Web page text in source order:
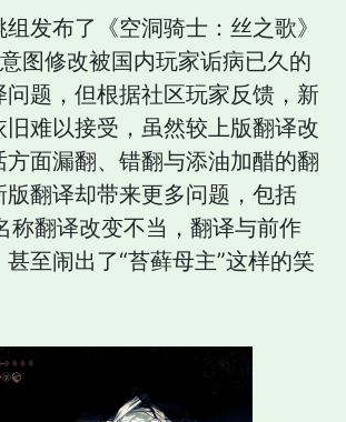
发布了《空洞骑士：丝之歌》
图修改被国内玩家诟病已久的
问题，但根据社区玩家反馈，新
旧难以接受，虽然较上版翻译改
方面漏翻、错翻与添油加醋的翻
版翻译却带来更多问题，包括
称翻译改变不当，翻译与前作
至闹出了“苔藓母主”这样的笑